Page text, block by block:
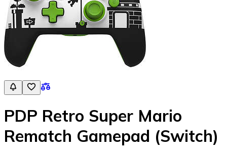
PDP Retro Super Mario
Rematch Gamepad (Switch)